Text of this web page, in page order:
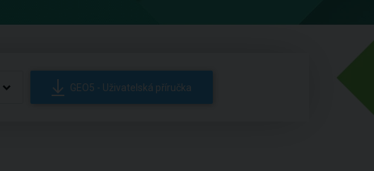
GEO5 - Uživatelská příručka